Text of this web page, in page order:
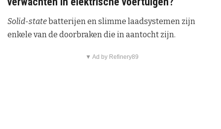
Solid-statebatterijen en slimme laadsystemen zijn
enkele van de doorbraken die in aantocht zijn.
▼ Ad by Refinery89